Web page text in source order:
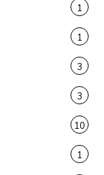
1
1
3
3
10
1